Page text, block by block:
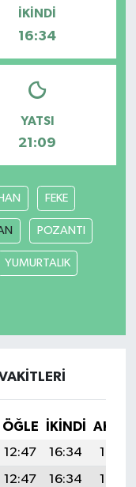
İKINDI
16:34
YATSI
21:09
FEKE
POZANTI
YUMURTALIK
ÖĞLE İKINDI
12:47 16:34
19:44
12:47 16:34
19:43